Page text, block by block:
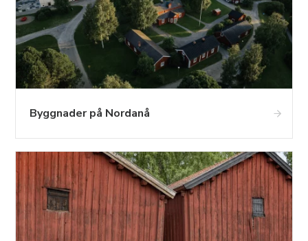
Byggnader på Nordanå